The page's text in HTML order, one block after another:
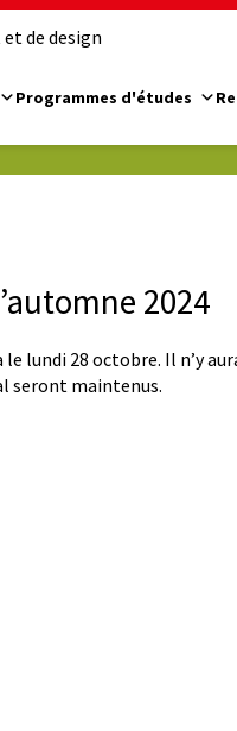
de design
Programmes d'études
2024
lundi 28 octobre. Il n’y
seront maintenus.